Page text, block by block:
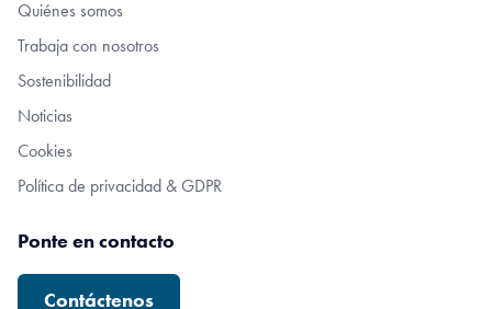
Quiénes somos
Trabaja con nosotros
Sostenibilidad
Noticias
Cookies
Política de privacidad & GDPR
Ponte en contacto
Contáctenos